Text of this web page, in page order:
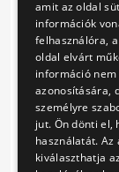
Eljárás
amit az oldal
információk
felhasználóra,
oldal elvárt
információ
azonosítására,
személyre
jut. Ön dönti el,
használatát. Az
kiválaszthatja